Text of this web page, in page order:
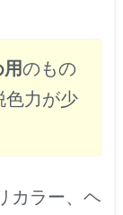
用のもの
色力が少
カラー、ヘ